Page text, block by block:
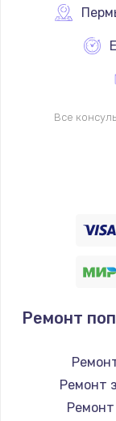
Все
Ремонт
Ремонт
Ремонт